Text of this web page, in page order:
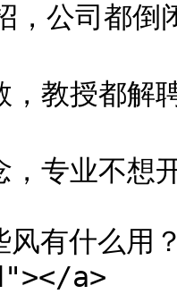
，公司都
，教授都解
，专业不想
风有什么
a>